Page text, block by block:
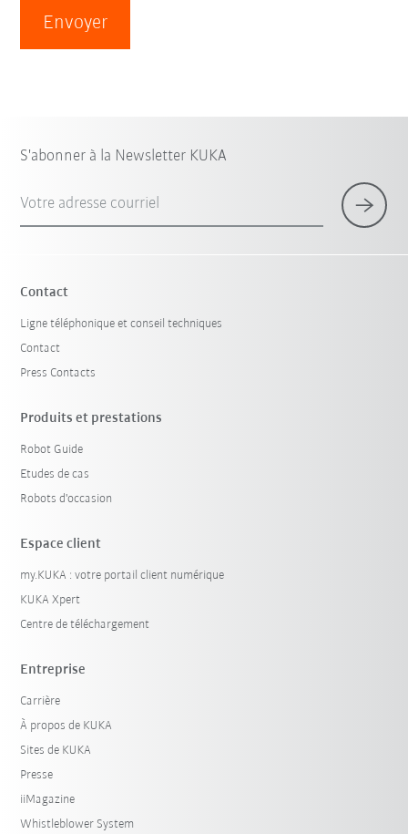
Envoyer
S'abonner à la Newsletter KUKA
Votre adresse courriel
Contact
Ligne téléphonique et conseil techniques
Contact
Press Contacts
Produits et prestations
Robot Guide
Etudes de cas
Robots d'occasion
Espace client
my.KUKA : votre portail client numérique
KUKA Xpert
Centre de téléchargement
Entreprise
Carrière
À propos de KUKA
Sites de KUKA
Presse
iiMagazine
Whistleblower System